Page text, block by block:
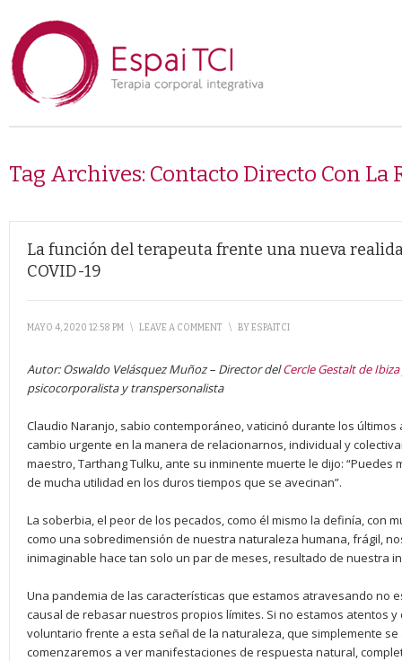
Tag Archives: Contacto Directo Con La
La función del terapeuta frente una nueva
COVID-19
MAYO 4, 2020 12:58 PM \ LEAVE A COMMENT \ BYESPAITCI
Autor: Oswaldo Velásquez Muñoz – Director delCercle Gestalt de Ibiza
psicocorporalista y transpersonalista
Claudio Naranjo, sabio contemporáneo, vaticinó durante los
cambio urgente en la manera de relacionarnos, individual y
maestro, Tarthang Tulku, ante su inminente muerte le dijo:
de mucha utilidad en los duros tiempos que se avecinan”.
La soberbia, el peor de los pecados, como él mismo la definía, con
como una sobredimensión de nuestra naturaleza humana, frágil,
inimaginable hace tan solo un par de meses, resultado de nuestra
Una pandemia de las características que estamos atravesando no
causal de rebasar nuestros propios límites. Si no estamos atentos
voluntario frente a esta señal de la naturaleza, que simplemente
comenzaremos a ver manifestaciones de respuesta natural,